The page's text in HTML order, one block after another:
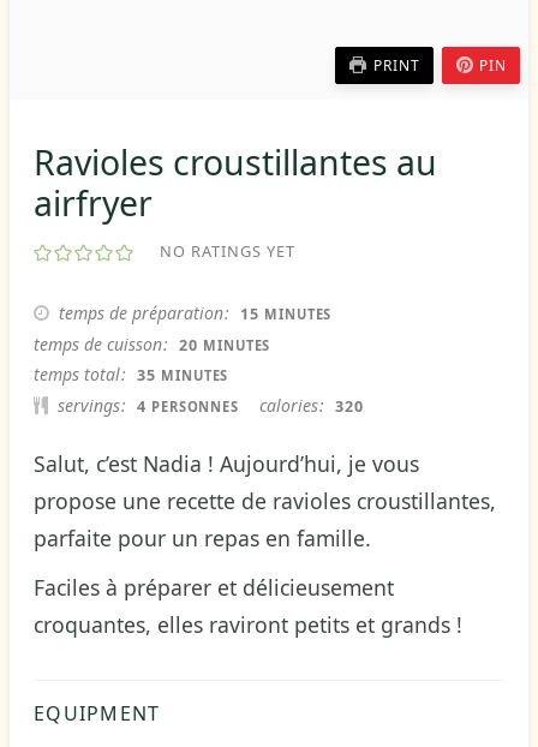
PRINT PIN
Ravioles croustillantes au
airfryer
NO RATINGS YET
temps de préparation 15 MINUTES
MINUTES
temps de cuisson 20 MINUTES
MINUTES
temps total 35 MINUTES
MINUTES
servings 4 PERSONNES calories 320
Salut, c’est Nadia ! Aujourd’hui, je vous
propose une recette de ravioles croustillantes,
parfaite pour un repas en famille.
Faciles à préparer et délicieusement
croquantes, elles raviront petits et grands !
EQUIPMENT